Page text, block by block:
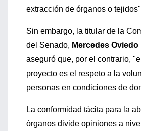
extracción de órganos o
Sin embargo, la titular de la
del Senado, Mercedes Oviedo
aseguró que, por el contrario,
proyecto es el respeto a la
personas en condiciones de
La conformidad tácita para la
órganos divide opiniones a